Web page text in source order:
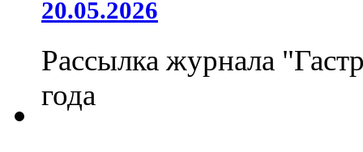
20.05.2026
Рассылка журнала
года